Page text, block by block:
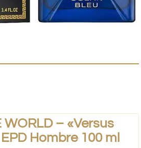
WORLD – «Versus
Hombre 100 ml